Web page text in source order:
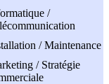
/
/ Maintenance
/ Stratégie